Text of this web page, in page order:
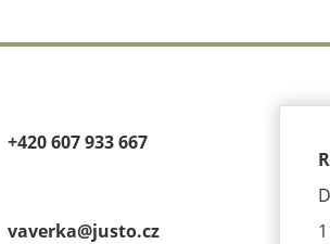
+420 607 933 667
vaverka@justo.cz